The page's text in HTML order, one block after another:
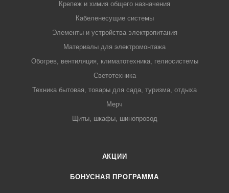
Крепеж и химия общего назначения
Кабеленесущие системы
Элементы и устройства электропитания
Материалы для электромонтажа
Обогрев, вентиляция, климатотехника, гелиосистемы
Светотехника
Техника бытовая, товары для сада, туризма, отдыха
Мерч
Щиты, шкафы, шинопровод
АКЦИИ
БОНУСНАЯ ПРОГРАММА